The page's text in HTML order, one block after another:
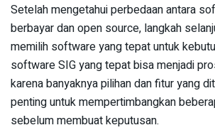
Setelah mengetahui perbedaan antara
berbayar dan open source, langkah
memilih software yang tepat untuk
software SIG yang tepat bisa menjadi
karena banyaknya pilihan dan fitur yang
penting untuk mempertimbangkan
sebelum membuat keputusan.